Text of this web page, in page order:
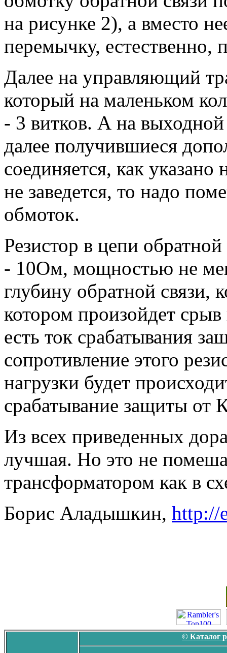
на рисунке 2), а вместо
перемычку, естественно,
Далее на управляющий
который на маленьком
- 3 витков. А на
далее получившиеся
соединяется, как указано
не заведется, то надо
обмоток.
Резистор в цепи
- 10Ом, мощностью не
глубину обратной связи,
котором произойдет
есть ток срабатывания
сопротивление этого
нагрузки будет
срабатывание защиты от
Из всех приведенных
лучшая. Но это не
трансформатором как в
Борис Аладышкин, http://
© Каталог